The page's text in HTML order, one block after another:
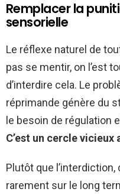
Remplacer la
sensorielle
Le réflexe naturel de
pas se mentir, on l’est
d’interdire cela. Le
réprimande génère du
le besoin de régulation
C’est un cercle vicieux
Plutôt que
rarement sur le long